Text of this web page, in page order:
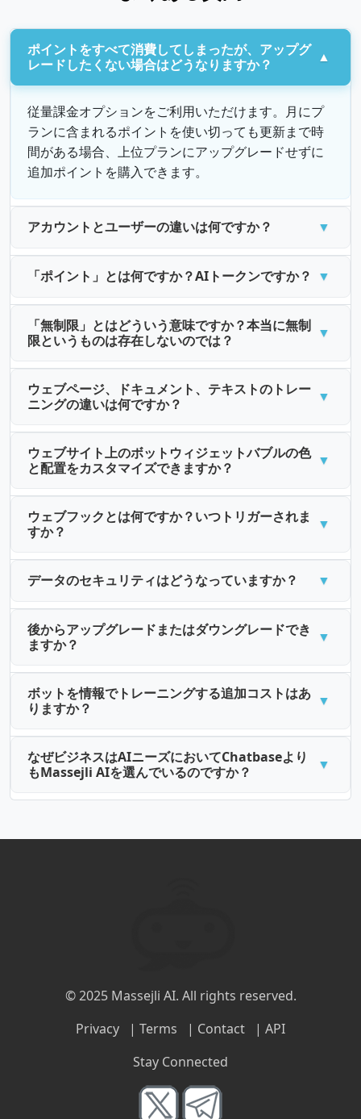
ポイントをすべて消費してしまったが、アップグ
レードしたくない場合はどうなりますか？
従量課金オプションをご利用いただけます。月にプ
ランに含まれるポイントを使い切っても更新まで時
間がある場合、上位プランにアップグレードせずに
追加ポイントを購入できます。
アカウントとユーザーの違いは何ですか？
「ポイント」とは何ですか？AIトークンですか？
「無制限」とはどういう意味ですか？本当に無制
限というものは存在しないのでは？
ウェブページ、ドキュメント、テキストのトレー
ニングの違いは何ですか？
ウェブサイト上のボットウィジェットバブルの色
と配置をカスタマイズできますか？
ウェブフックとは何ですか？いつトリガーされま
すか？
データのセキュリティはどうなっていますか？
後からアップグレードまたはダウングレードでき
ますか？
ボットを情報でトレーニングする追加コストはあ
りますか？
なぜビジネスはAIニーズにおいてChatbaseより
もMassejli AIを選んでいるのですか？
Privacy |Terms | Contact |API
Stay Connected